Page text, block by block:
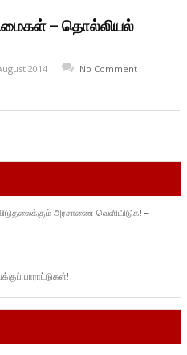
– தொல்லியல்
2014 No Comment
அரசாணை வெளியிடுக! –
பாராட்டுகள்!